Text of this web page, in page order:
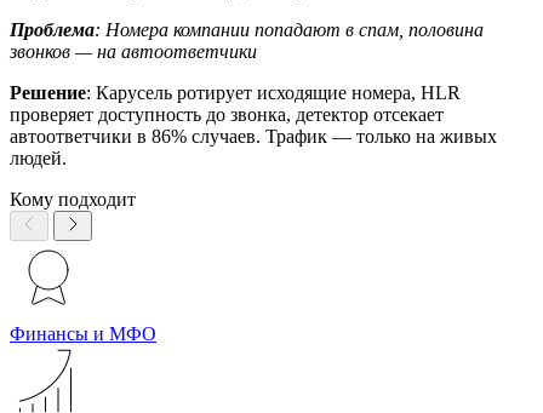
Проблема: Номера компании попадают в спам, половина
звонков — на автоответчики
Решение: Карусель ротирует исходящие номера, HLR
проверяет доступность до звонка, детектор отсекает
автоответчики в 86% случаев. Трафик — только на живых
людей.
Кому подходит
Финансы и МФО